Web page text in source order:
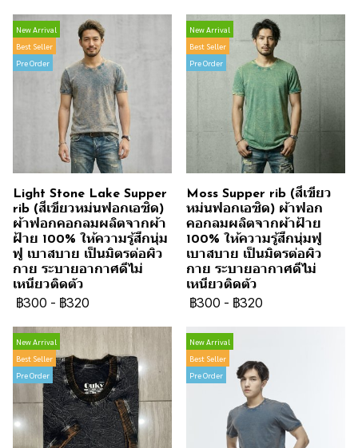
New Arrival
Best Seller
Pre Order
Light Stone Lake Supper
rib (สีเขียวหม่นฟอกเอซิด)
ผ้าฟอกคอกลมผลิตจากผ้า
ฝ้าย 100% ให้ความรู้สึกนุ่ม
ฟู เบาสบาย เป็นมิตรต่อผิว
กาย ระบายอากาศดีไม่
เหนียวติดตัว
฿300 - ฿320
New Arrival
Best Seller
Pre Order
Moss Supper rib (สีเขียว
หม่นฟอกเอซิด) ผ้าฟอก
คอกลมผลิตจากผ้าฝ้าย
100% ให้ความรู้สึกนุ่มฟู
เบาสบาย เป็นมิตรต่อผิว
กาย ระบายอากาศดีไม่
เหนียวติดตัว
฿300 - ฿320
New Arrival
Best Seller
Pre Order
New Arrival
Best Seller
Pre Order